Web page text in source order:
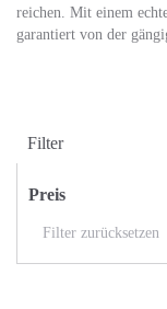
reichen. Mit einem
garantiert von der
Filter
Preis
Filter zurücksetzen